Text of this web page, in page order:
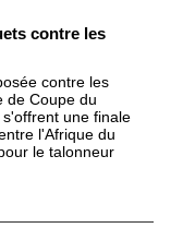
contre les
contre les
de Coupe du
une finale
l'Afrique du
le talonneur